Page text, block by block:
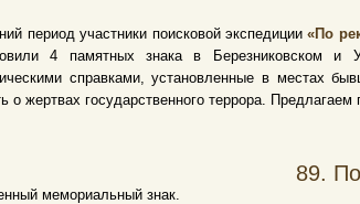
период участники поисковой экспедиции«По
4 памятных знака в Березниковском и
справками, установленные в местах
о жертвах государственного террора. Предлагаем
89.
мемориальный знак.